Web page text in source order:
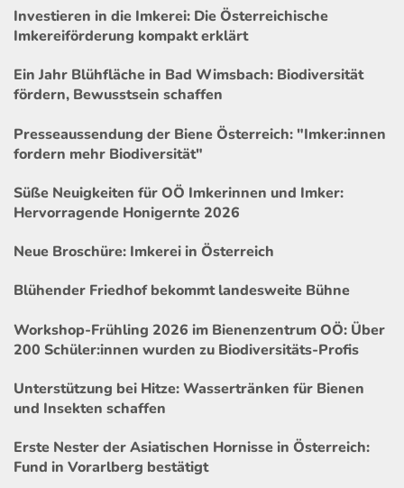
Investieren in die Imkerei: Die Österreichische
Imkereiförderung kompakt erklärt
Ein Jahr Blühfläche in Bad Wimsbach: Biodiversität
fördern, Bewusstsein schaffen
Presseaussendung der Biene Österreich: "Imker:innen
fordern mehr Biodiversität"
Süße Neuigkeiten für OÖ Imkerinnen und Imker:
Hervorragende Honigernte 2026
Neue Broschüre: Imkerei in Österreich
Blühender Friedhof bekommt landesweite Bühne
Workshop-Frühling 2026 im Bienenzentrum OÖ: Über
200 Schüler:innen wurden zu Biodiversitäts-Profis
Unterstützung bei Hitze: Wassertränken für Bienen
und Insekten schaffen
Erste Nester der Asiatischen Hornisse in Österreich:
Fund in Vorarlberg bestätigt